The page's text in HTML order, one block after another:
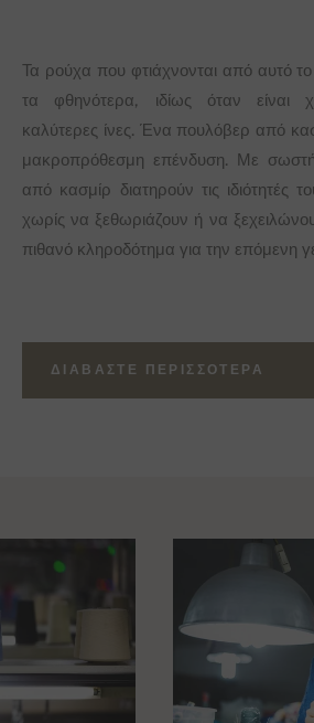
Τα ρούχα που φτιάχνονται από αυτό το
τα φθηνότερα, ιδίως όταν είναι
καλύτερες ίνες. Ένα πουλόβερ από
μακροπρόθεσμη επένδυση. Με
από κασμίρ διατηρούν τις ιδιότητές
χωρίς να ξεθωριάζουν ή να
πιθανό κληροδότημα για την επόμενη
ΔΙΑΒΆΣΤΕ ΠΕΡΙΣΣΌΤΕΡΑ